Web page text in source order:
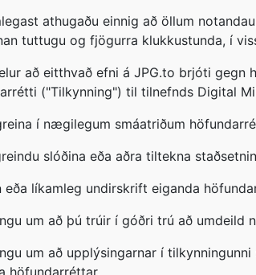
athugaðu einnig að öllum
tuttugu og fjögurra klukkustunda, í
að eitthvað efni á JPG.to brjóti gegn
("Tilkynning") til tilnefnds Digital
í nægilegum smáatriðum
slóðina eða aðra tiltekna
eða líkamleg undirskrift eiganda
um að þú trúir í góðri trú að umdeild
um að upplýsingarnar í
höfundarréttar.